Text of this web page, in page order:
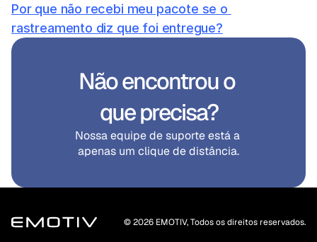
Por que não recebi meu pacote se o
rastreamento diz que foi entregue?
Não encontrou o
que precisa?
Nossa equipe de suporte está a
apenas um clique de distância.
© 2026 EMOTIV, Todos os direitos reservados.